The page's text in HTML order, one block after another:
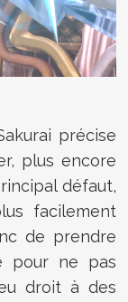
précise
plus encore
défaut,
facilement
de prendre
pour ne pas
droit à des